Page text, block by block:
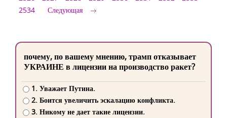
2534
Следующая
почему, по вашему мнению, трамп отказывает
УКРАИНЕ в лицензии на производство ракет?
1. Уважает Путина.
2. Боится увеличить эскалацию конфликта.
3. Никому не дает такие лицензии.